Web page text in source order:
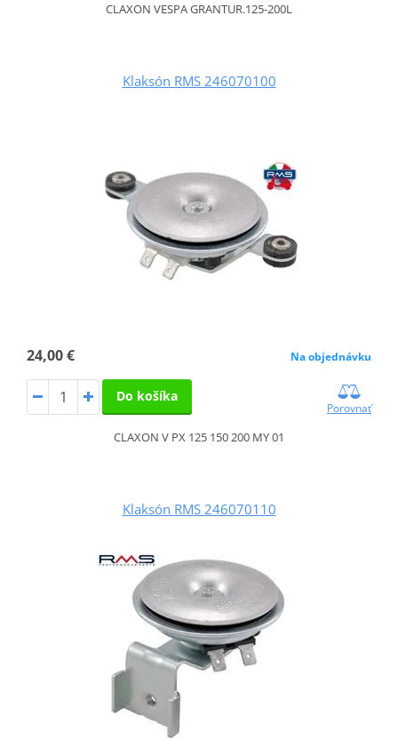
CLAXON VESPA GRANTUR.125-200L
Klaksón RMS 246070100
24,00 € Na objednávku
Do košíka
Porovnať
CLAXON V PX 125 150 200 MY 01
Klaksón RMS 246070110